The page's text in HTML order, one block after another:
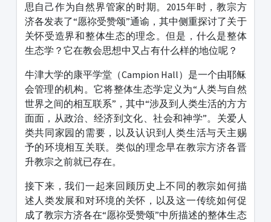
思自己作为自然界管家的时期。2015年时，教宗方
济各发表了“愿祢受赞颂”通谕，其中侧重探讨了关于
关怀受造界和整体生态的理念。但是，什么是整体
生态学？它在教会思想中又占有什么样的地位呢？
牛津大学的康平学堂（Campion Hall）是一个由耶稣
会管理的机构。它将整体生态学定义为“人类与自然
世界之间的相互联系”，其中“涉及到人类生活的方方
面面，从政治、经济到文化、社会和神学”。关爱人
类共同家园的需要，以及认识到人类生活与天主赐
予的环境相互关联。类似的理念早在教宗方济各晋
升教宗之前就已存在。
接下来，我们一起来回顾历史上不同的教宗如何描
述人类发展和对环境的关怀，以及这一传统如何促
成了教宗方济各在“愿祢受赞颂”中所描述的整体生态